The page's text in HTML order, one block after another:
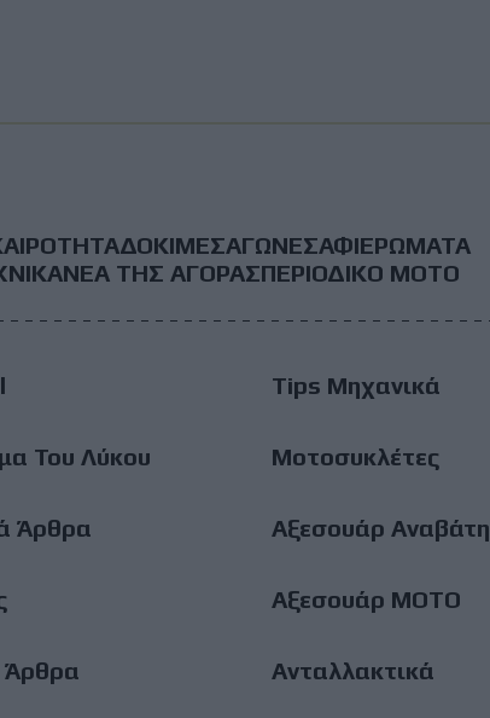
ΔΟΚΙΜΕΣΑΓΩΝΕΣΑΦΙΕΡΩΜΑΤΑ
ΝΕΑ ΤΗΣ ΑΓΟΡΑΣΠΕΡΙΟΔΙΚΟ ΜΟΤΟ
Του Λύκου
Άρθρα
Άρθρα
Tips Μηχανικά
Μοτοσυκλέτες
Αξεσουάρ Αναβάτη
Αξεσουάρ ΜΟΤΟ
Ανταλλακτικά